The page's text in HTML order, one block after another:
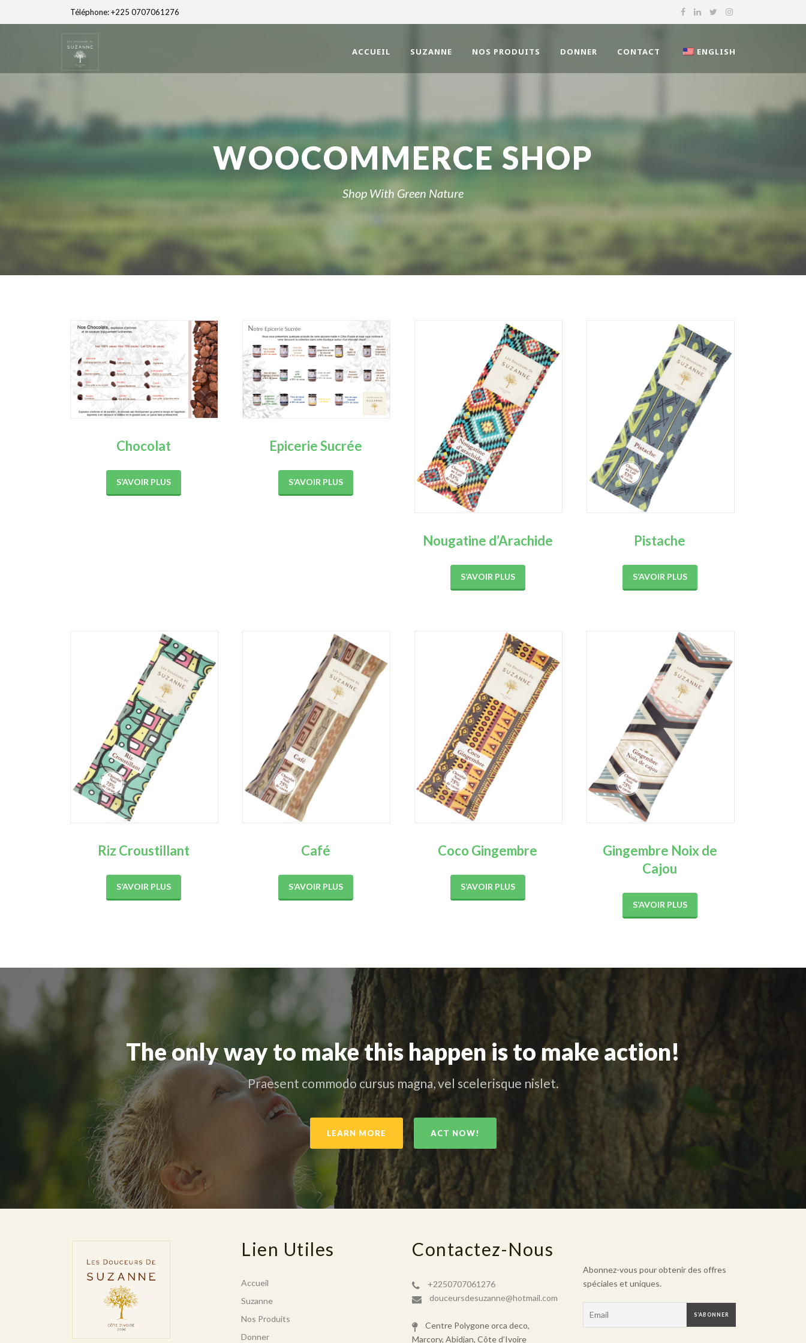
Téléphone: +225 0707061276
ACCUEIL SUZANNE NOS PRODUITS DONNER CONTACT ENGLISH
WOOCOMMERCE SHOP
Shop With Green Nature
Chocolat
S’AVOIR PLUS
Epicerie Sucrée
S’AVOIR PLUS
Nougatine d’Arachide
S’AVOIR PLUS
Pistache
S’AVOIR PLUS
Riz Croustillant
S’AVOIR PLUS
Café
S’AVOIR PLUS
Coco Gingembre
S’AVOIR PLUS
Gingembre Noix de
Cajou
S’AVOIR PLUS
The only way to make this happen is to make action!
Praesent commodo cursus magna, vel scelerisque nislet.
LEARN MORE ACT NOW!
Lien Utiles
Accueil
Suzanne
Nos Produits
Donner
Contactez-Nous
+2250707061276
douceursdesuzanne@hotmail.com
Centre Polygone orca deco,
Marcory, Abidjan, Côte d’Ivoire
Abonnez-vous pour obtenir des offres
spéciales et uniques.